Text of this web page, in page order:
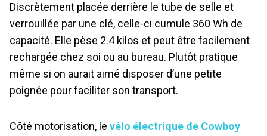
Discrètement placée derrière le tube de selle et
verrouillée par une clé, celle-ci cumule 360 Wh de
capacité. Elle pèse 2.4 kilos et peut être facilement
rechargée chez soi ou au bureau. Plutôt pratique
même si on aurait aimé disposer d’une petite
poignée pour faciliter son transport.
Côté motorisation, le vélo électrique de Cowboy